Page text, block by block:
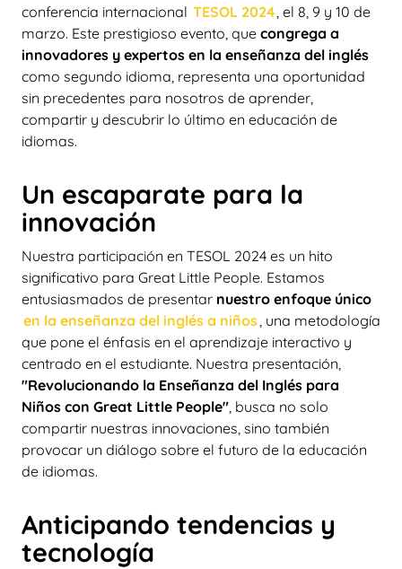
conferencia internacional TESOL 2024, el 8, 9 y 10 de
marzo. Este prestigioso evento, que congrega a
innovadores y expertos en la enseñanza del inglés
como segundo idioma, representa una oportunidad
sin precedentes para nosotros de aprender,
compartir y descubrir lo último en educación de
idiomas.
Un escaparate para la
innovación
Nuestra participación en TESOL 2024 es un hito
significativo para Great Little People. Estamos
entusiasmados de presentar nuestro enfoque único
en la enseñanza del inglés a niños, una metodología
que pone el énfasis en el aprendizaje interactivo y
centrado en el estudiante. Nuestra presentación,
"Revolucionando la Enseñanza del Inglés para
Niños con Great Little People", busca no solo
compartir nuestras innovaciones, sino también
provocar un diálogo sobre el futuro de la educación
de idiomas.
Anticipando tendencias y
tecnología